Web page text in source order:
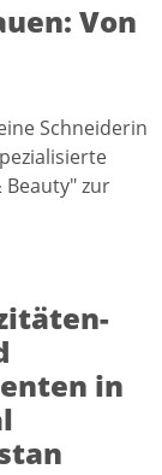
Von
Schneiderin
zur
in